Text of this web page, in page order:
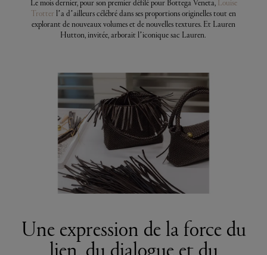
Le mois dernier, pour son premier défilé pour Bottega Veneta,Louise
Trotter l’a d’ailleurs célébré dans ses proportions originelles tout en
explorant de nouveaux volumes et de nouvelles textures. Et Lauren
Hutton, invitée, arborait l’iconique sac Lauren.
Une expression de la force du